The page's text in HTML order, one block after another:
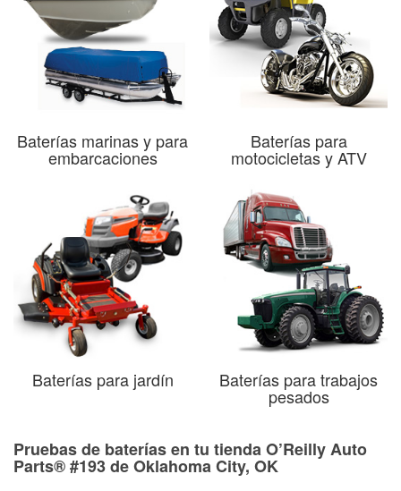
Baterías marinas y para
embarcaciones
Baterías para
motocicletas y ATV
Baterías para jardín Baterías para trabajos
pesados
Pruebas de baterías en tu tienda O’Reilly Auto
Parts® #193 de Oklahoma City, OK